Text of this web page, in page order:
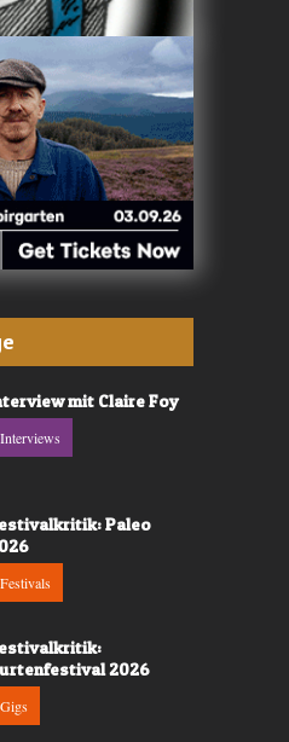
mit Claire Foy
Interviews
Paleo
Festivals
2026
Gigs